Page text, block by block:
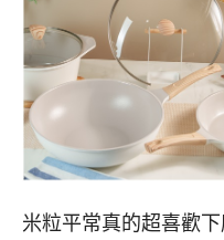
米粒平常真的超喜歡